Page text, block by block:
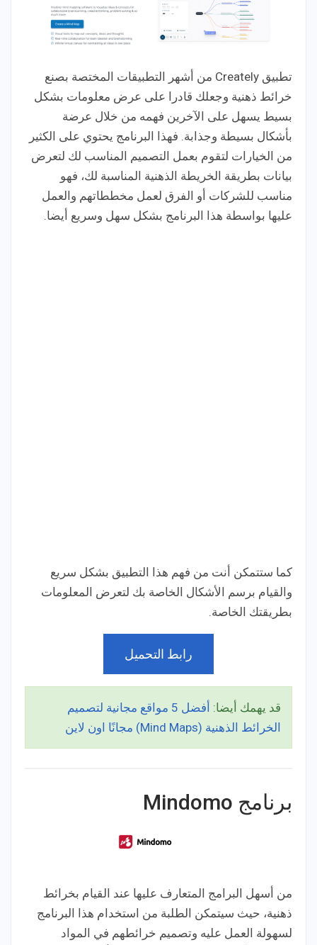
تطبيق Creately من أشهر التطبيقات المختصة بصنع
خرائط ذهنية وجعلك قادرا على عرض معلومات بشكل
بسيط يسهل على الآخرين فهمه من خلال عرضة
بأشكال بسيطة وجذابة. فهذا البرنامج يحتوي على الكثير
من الخيارات لتقوم بعمل التصميم المناسب لك لتعرض
بيانات بطريقة الخريطة الذهنية المناسبة لك، فهو
مناسب للشركات أو الفرق لعمل مخططاتهم والعمل
عليها بواسطة هذا البرنامج بشكل سهل وسريع أيضا.
كما ستتمكن أنت من فهم هذا التطبيق بشكل سريع
والقيام برسم الأشكال الخاصة بك لتعرض المعلومات
بطريقتك الخاصة.
رابط التحميل
قد يهمك أيضا:
أفضل 5 مواقع مجانية لتصميم
الخرائط الذهنية (Mind Maps) مجانًا اون لاين
برنامج Mindomo
من أسهل البرامج المتعارف عليها عند القيام بخرائط
ذهنية، حيث سيتمكن الطلبة من استخدام هذا البرنامج
لسهولة العمل عليه وتصميم خرائطهم في المواد